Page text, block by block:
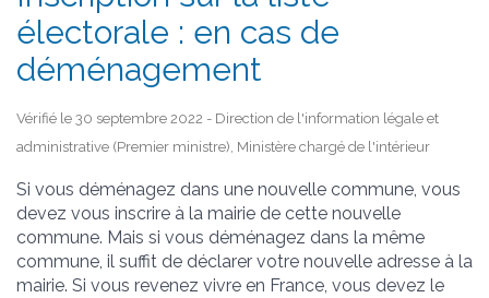
électorale : en cas de
déménagement
Vérifié le 30 septembre 2022 - Direction de l'information légale et
administrative (Premier ministre), Ministère chargé de l'intérieur
Si vous déménagez dans une nouvelle commune, vous
devez vous inscrire à la mairie de cette nouvelle
commune. Mais si vous déménagez dans la même
commune, il suffit de déclarer votre nouvelle adresse à la
mairie. Si vous revenez vivre en France, vous devez le